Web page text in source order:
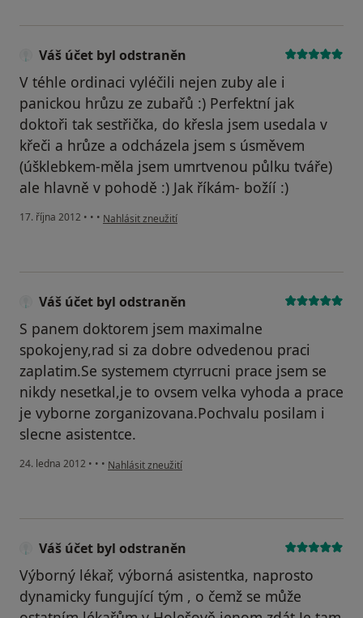
Váš účet byl odstraněn
V téhle ordinaci vyléčili nejen zuby ale i
panickou hrůzu ze zubařů :) Perfektní jak
doktoři tak sestřička, do křesla jsem usedala v
křeči a hrůze a odcházela jsem s úsměvem
(úšklebkem-měla jsem umrtvenou půlku tváře)
ale hlavně v pohodě :) Jak říkám- božíí :)
17. října 2012 • • • podle názoru uživatele Váš účet byl odstraněn
Nahlásit zneužití
Váš účet byl odstraněn
S panem doktorem jsem maximalne
spokojeny,rad si za dobre odvedenou praci
zaplatim.Se systemem ctyrrucni prace jsem se
nikdy nesetkal,je to ovsem velka vyhoda a prace
je vyborne zorganizovana.Pochvalu posilam i
slecne asistentce.
24. ledna 2012 • • • podle názoru uživatele Váš účet byl odstraněn
Nahlásit zneužití
Váš účet byl odstraněn
Výborný lékař, výborná asistentka, naprosto
dynamicky fungující tým , o čemž se může